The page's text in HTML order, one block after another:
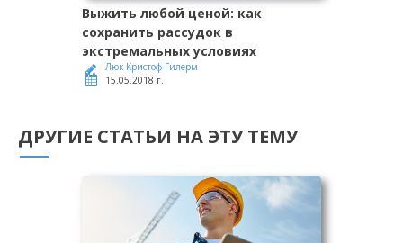
Выжить любой ценой: как
сохранить рассудок в
экстремальных условиях
Люк-Кристоф Гилерм
15.05.2018 г.
ДРУГИЕ СТАТЬИ НА ЭТУ ТЕМУ